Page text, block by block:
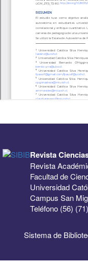
Revista
Revista
Facultad de
Universidad
Campus San
Teléfono (56)
Sistema de